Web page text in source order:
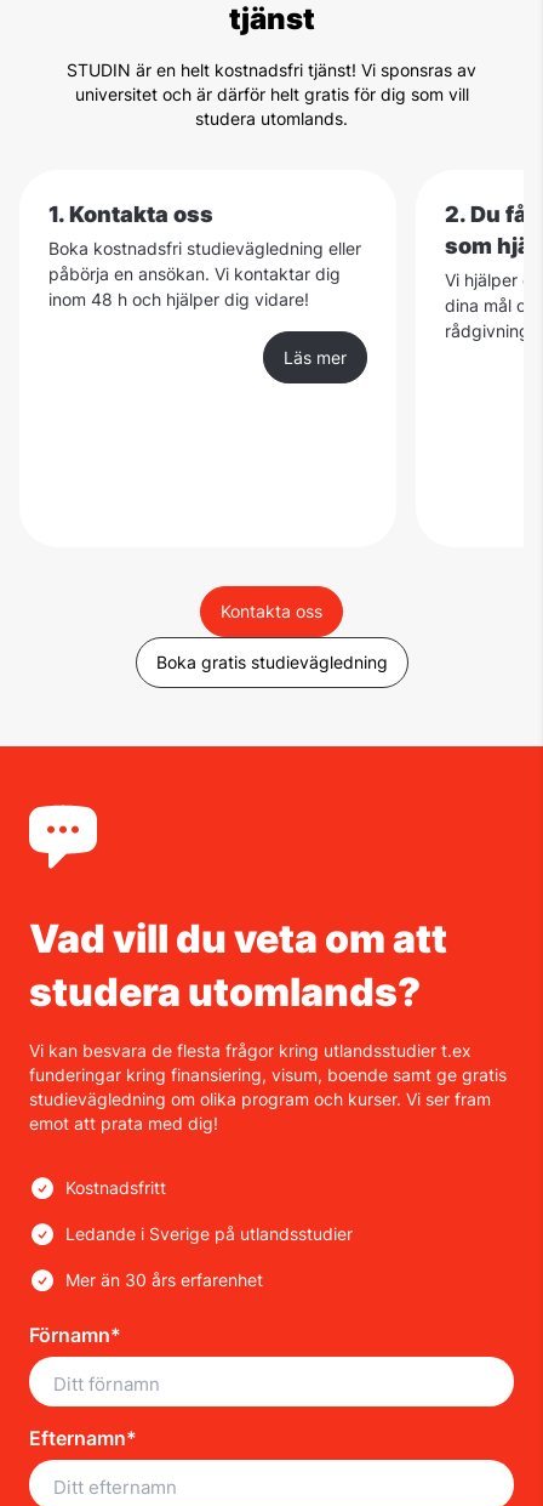
tjänst
STUDIN är en helt kostnadsfri tjänst! Vi sponsras av
universitet och är därför helt gratis för dig som vill
studera utomlands.
1. Kontakta oss
Boka kostnadsfri studievägledning eller
påbörja en ansökan. Vi kontaktar dig
inom 48 h och hjälper dig vidare!
Läs mer
2. Du
som
Vi hjälper
dina mål
rådgivning
Kontakta oss
Boka gratis studievägledning
Vad vill du veta om att
studera utomlands?
Vi kan besvara de flesta frågor kring utlandsstudier t.ex
funderingar kring finansiering, visum, boende samt ge gratis
studievägledning om olika program och kurser. Vi ser fram
emot att prata med dig!
Kostnadsfritt
Ledande i Sverige på utlandsstudier
Mer än 30 års erfarenhet
Förnamn*
Efternamn*